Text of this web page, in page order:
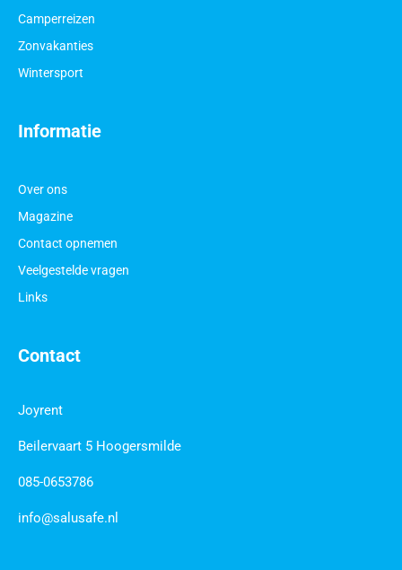
Contact
Joyrent
Beilervaart 5 Hoogersmilde
085-0653786
info@salusafe.nl
Informatie
Over ons
Magazine
Contact opnemen
Veelgestelde vragen
Links
Camperreizen
Zonvakanties
Wintersport